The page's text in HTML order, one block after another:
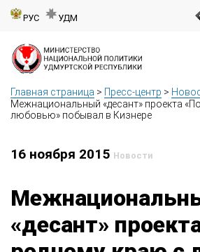
РУС УДМ
Главная страница > Пресс-центр >
Межнациональный «десант» проекта
любовью» побывал в Кизнере
16 ноября 2015 Новости
«десант»